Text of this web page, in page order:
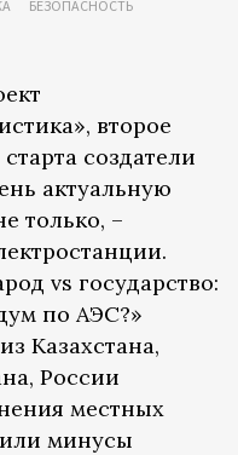
БЕЗОПАСНОСТЬ
второе
создатели
актуальную
только, –
vs государство:
по АЭС?»
Казахстана,
России
местных
минусы